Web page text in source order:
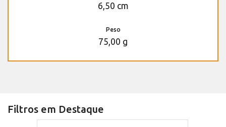
6,50 cm
Peso
75,00 g
Filtros em Destaque